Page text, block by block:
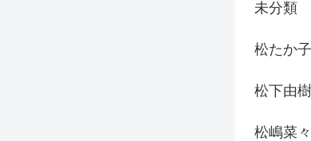
未分類
松たか子
松下由樹
松嶋菜